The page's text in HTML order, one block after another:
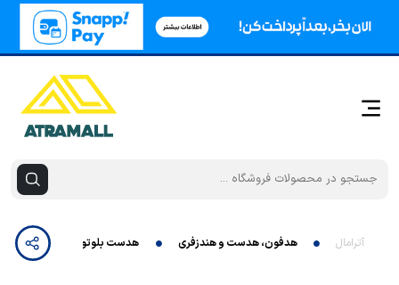
آترامال هدفون، هدست و هندزفری هدست بلوتوث شیائومی مدل Redmi Buds 4 Lite